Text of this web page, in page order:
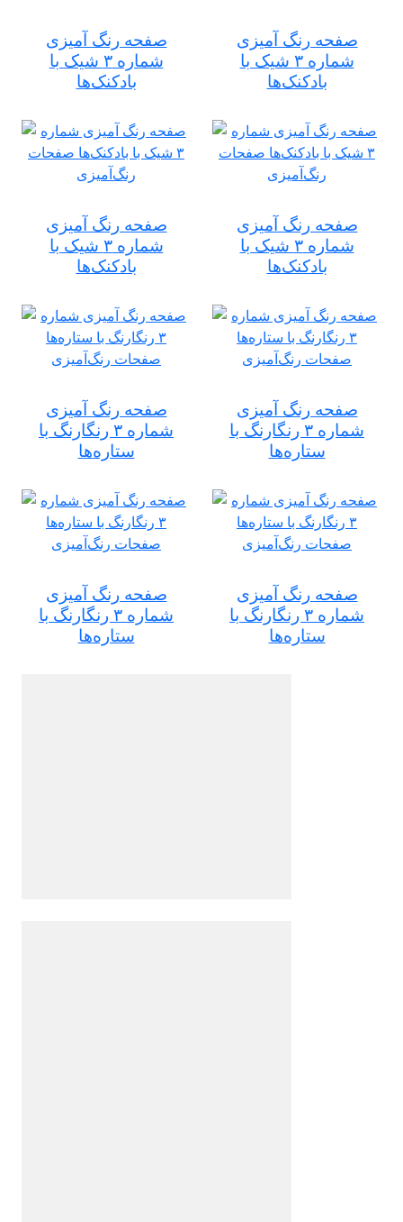
صفحه رنگ آمیزی
شماره ۳ شیک با
بادکنک‌ها
صفحه رنگ آمیزی
شماره ۳ شیک با
بادکنک‌ها
صفحه رنگ آمیزی
شماره ۳ شیک با
بادکنک‌ها
صفحه رنگ آمیزی
شماره ۳ شیک با
بادکنک‌ها
صفحه رنگ آمیزی
شماره ۳ رنگارنگ با
ستاره‌ها
صفحه رنگ آمیزی
شماره ۳ رنگارنگ با
ستاره‌ها
صفحه رنگ آمیزی
شماره ۳ رنگارنگ با
ستاره‌ها
صفحه رنگ آمیزی
شماره ۳ رنگارنگ با
ستاره‌ها